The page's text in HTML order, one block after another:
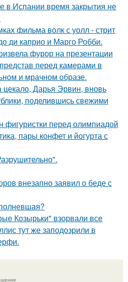
в Испании время закрытия не
фильма волк с уолл - стрит
ди каприо и Марго Робби.
фурор на презентации
перед камерами в
и мрачном образе.
цекало, Дарья Эрвин, вновь
поделившись свежими
перед олимпиадой
пары конфет и йогурта с
внезапно заявил о беде с
Козырьки" взорвали все
тут же заподозрили в